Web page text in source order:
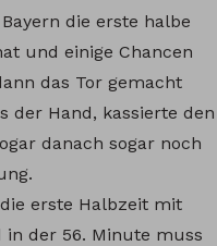
die erste halbe
und einige Chancen
das Tor gemacht
der Hand, kassierte den
danach sogar noch
erste Halbzeit mit
in der 56. Minute muss